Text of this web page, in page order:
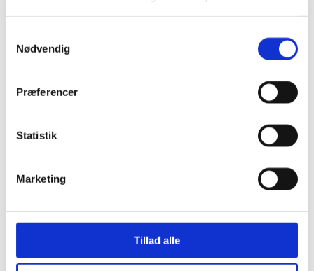
Nødvendig
Præferencer
Statistik
Marketing
Tillad alle
Tilbehør til Strandkurve Anholt & Sylt
Model Lübeck (Luksus)
Strandkurv cover I flere størrelser
Udendørs EL
Solcelleanlæg